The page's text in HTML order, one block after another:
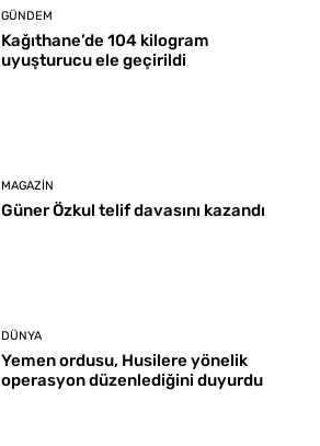
GÜNDEM
Kağıthane’de 104 kilogram
uyuşturucu ele geçirildi
MAGAZIN
Güner Özkul telif davasını kazandı
DÜNYA
Yemen ordusu, Husilere yönelik
operasyon düzenlediğini duyurdu